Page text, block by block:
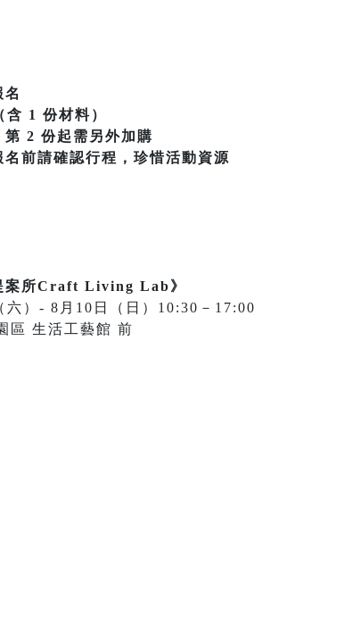
1 份材料）
2 份起需另外加購
前請確認行程，珍惜活動資源
案所Craft Living Lab》
六）- 8月10日（日）10:30－17:00
區 生活工藝館 前